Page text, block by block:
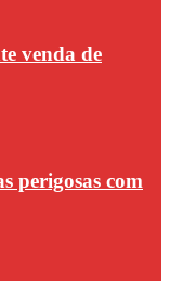
venda de
perigosas com